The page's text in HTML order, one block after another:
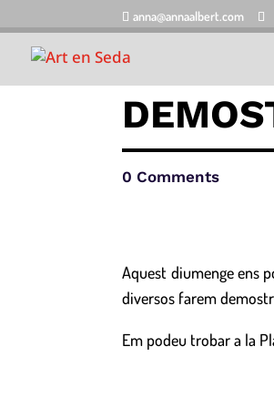
anna@annaalbert.com
0 Comments
Aquest diumenge ens
diversos farem
Em podeu trobar a la